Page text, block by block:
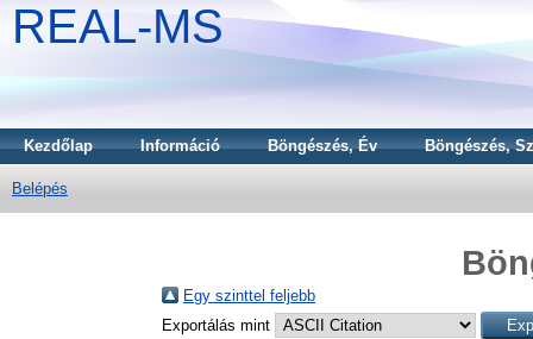
REAL-MS
Kezdőlap Információ Böngészés, Év Böngészés,
Belépés
Egy szinttel feljebb
Exportálás mint